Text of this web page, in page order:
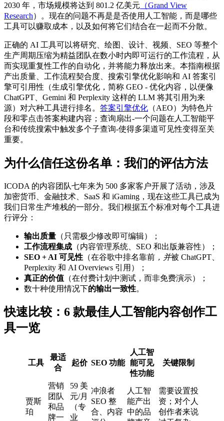
2030 年，市场规模将达到 801.2 亿美元 （Grand View
Research）。现在的问题不再是是否使用人工智能，而是哪些
工具可以赚取成本，以及如何将它们结合在一起而不分散。
正确的 AI 工具可以将研究、绘图、设计、视频、SEO 等整个
生产周期压缩为精益团队在数小时内即可运行的工作流程，从
而实现重复性工作的自动化，并将能力释放出来。本指南根据
产出质量、工作流程契合度、搜索引擎优化影响和 AI 答案引
擎可引用性（生成引擎优化，简称 GEO - 优化内容，以便像
ChatGPT、Gemini 和 Perplexity 这样的 LLM 将其引用为来
源）对六种工具进行排名。 答案引擎优化 （AEO）为特色片
段和零点击答案构建内容；查询扇出-一个问题在人工智能平
台和传统搜索中触发多个子查询-使得多渠道可见性变得至关
重要。
为什么信任这份名单：我们的评估方法
ICODA 的内容团队七年来为 500 多家客户开展了活动，涉及
加密货币、金融技术、SaaS 和 iGaming，现在这些工具已成为
我们日常生产堆栈的一部分。我们根据五个标准对每个工具进
行评分：
输出质量 （只需极少修改即可编辑）；
工作流程集成 （内容管理系统、SEO 和出版兼容性）；
SEO + AI 可见性 （在谷歌中排名靠前 ，并被 ChatGPT、
Perplexity 和 AI Overviews 引用）；
真正的价值 （在付费计划中测试，而非免费演示）；
数十种使用情况下的输出一致性。
快速比较：6 款最佳人工智能内容创作工
具一览
工具
最适
合
起价 SEO 功能
人工智
能可见
性功能
关键限制
贾斯
珀
营销
团队
和品
牌一
59 美
元/月
（专
业
冲浪者
SEO 整
合、内容
人工智
能产出
中的品
需要设置投
资；对个人
创作者来说